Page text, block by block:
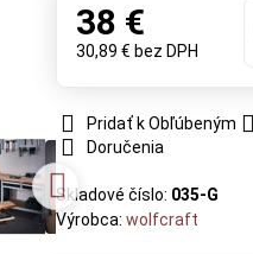
38 €
30,89 € bez DPH
Pridať k Obľúbeným
Doručenia
Skladové číslo: 035-G
Výrobca:wolfcraft